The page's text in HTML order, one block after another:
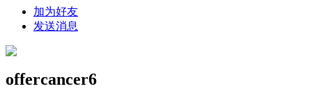
加为好友
发送消息
offercancer6